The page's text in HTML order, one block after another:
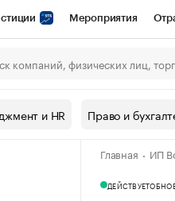
Мероприятия
СПб Спецпроекты
Рынок наличной валюты
и HR Право и
Главная ИП
ДЕЙСТВУЕТ